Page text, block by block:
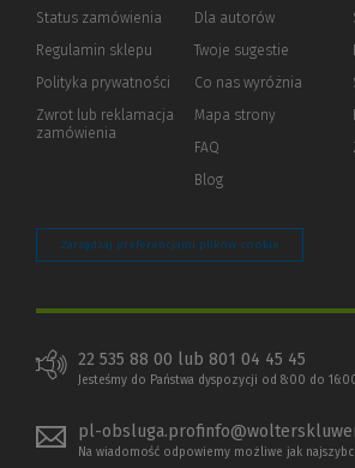
Status zamówienia
Regulamin sklepu
Polityka prywatności (Nowe
(Link
innej
Zwrot lub reklamacja
zamówienia
Dla autorów(Nowe
(Link
innej
strony)
Twoje sugestie
Co nas wyróżnia
Mapa strony
FAQ
Blog
Zarządzaj preferencjami plików cookie
22 535 88 00 lub 801 04 45 45
Jesteśmy do Państwa dyspozycji od 8:00 do
pl-
Na wiadomość odpowiemy możliwe jak